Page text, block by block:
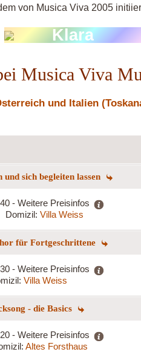
von Musica Viva 2005
Klara
Musica Viva
und Italien
sich begleiten lassen
- Weitere Preisinfos
Domizil: Villa Weiss
für Fortgeschrittene
- Weitere Preisinfos
Villa Weiss
- die Basics
- Weitere Preisinfos
Altes Forsthaus